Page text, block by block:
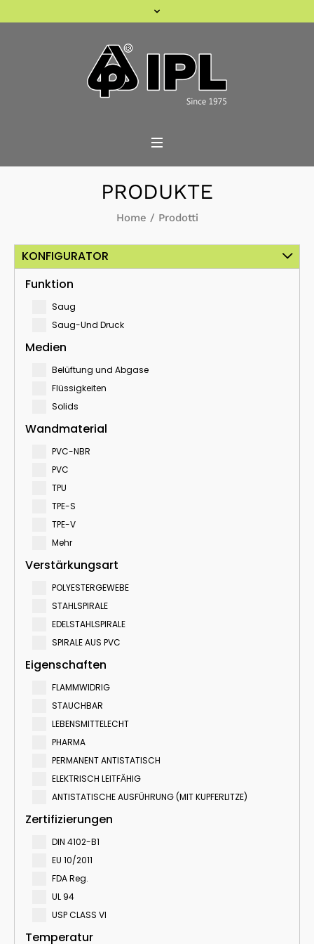
PRODUKTE
Home / Prodotti
KONFIGURATOR
Funktion
Saug
Saug-Und Druck
Medien
Belüftung und Abgase
Flüssigkeiten
Solids
Wandmaterial
PVC-NBR
PVC
TPU
TPE-S
TPE-V
Mehr
Verstärkungsart
POLYESTERGEWEBE
STAHLSPIRALE
EDELSTAHLSPIRALE
SPIRALE AUS PVC
Eigenschaften
FLAMMWIDRIG
STAUCHBAR
LEBENSMITTELECHT
PHARMA
PERMANENT ANTISTATISCH
ELEKTRISCH LEITFӒHIG
ANTISTATISCHE AUSFÜHRUNG (MIT KUPFERLITZE)
Zertifizierungen
DIN 4102-B1
EU 10/2011
FDA Reg.
UL 94
USP CLASS VI
Temperatur